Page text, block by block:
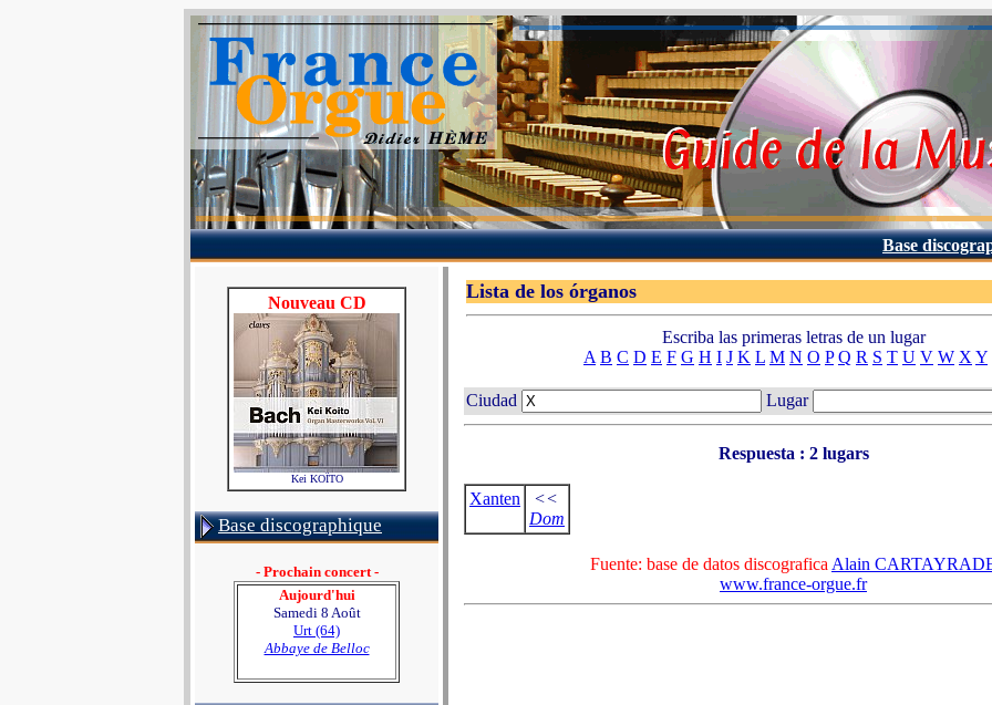
Base
Nouveau CD
Kei KOÏTO
Base discographique
- Prochain concert -
Aujourd'hui
Samedi 8 Août
Urt (64)
Abbaye de Belloc
Lista de los órganos
Escriba las primeras letras de un lugar
A B C D E F G H I J K L M N O P Q R S T U V W X Y
Ciudad Lugar
Respuesta : 2 lugars
Xanten
<<
Dom
Fuente: base de datos discografica Alain
www.france-orgue.fr